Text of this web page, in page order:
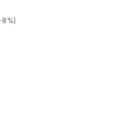
dni 76,00 zł (+8%). Było
)